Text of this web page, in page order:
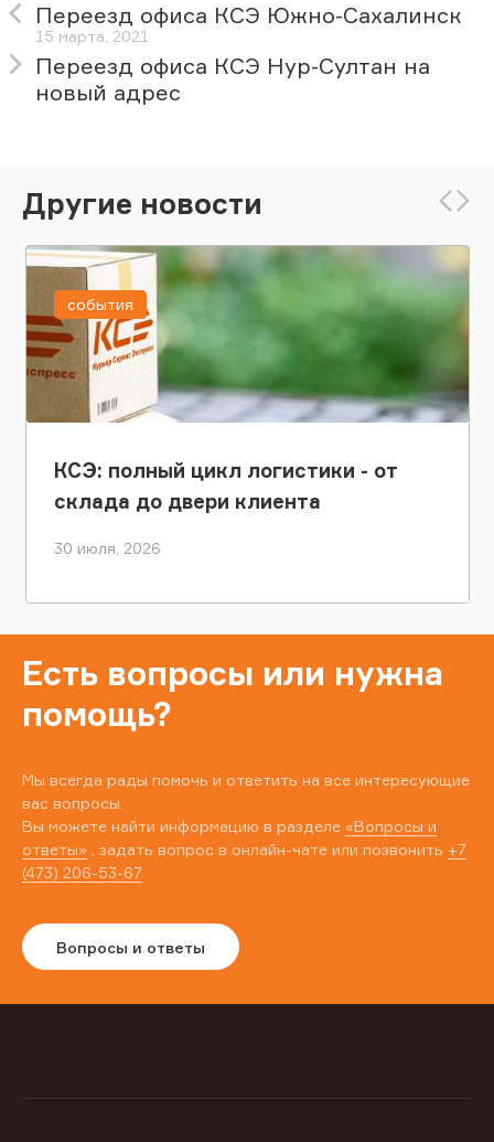
Переезд офиса КСЭ Южно-Сахалинск
15 марта, 2021
Переезд офиса КСЭ Нур-Султан на
новый адрес
Другие новости
КСЭ: полный цикл логистики - от
склада до двери клиента
30 июля, 2026
события
Есть вопросы или нужна
помощь?
Мы всегда рады помочь и ответить на все интересующие
вас вопросы.
Вы можете найти информацию в разделе «Вопросы и
ответы» , задать вопрос в онлайн-чате или позвонить +7
(473) 206-53-67
Вопросы и ответы